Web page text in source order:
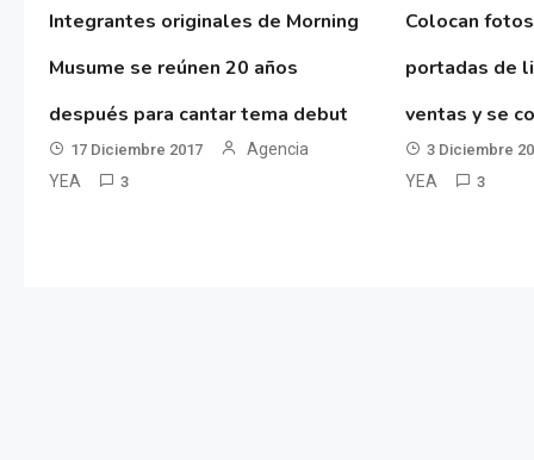
Integrantes originales de Morning
Musume se reúnen 20 años
después para cantar tema debut
17 Diciembre 2017
Agencia
YEA
3
Colocan
portadas de
ventas y se
3 Diciembre
YEA
3